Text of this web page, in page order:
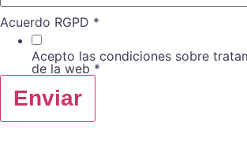
Acuerdo RGPD *
Acepto las condiciones sobre
de la web *
Enviar